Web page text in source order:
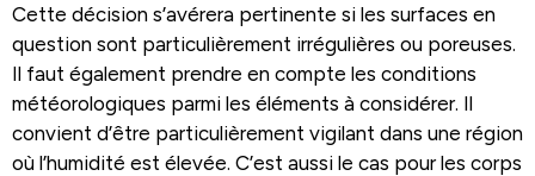
Cette décision s’avérera pertinente si les surfaces en
question sont particulièrement irrégulières ou poreuses.
Il faut également prendre en compte les conditions
météorologiques parmi les éléments à considérer. Il
convient d’être particulièrement vigilant dans une région
où l’humidité est élevée. C’est aussi le cas pour les corps